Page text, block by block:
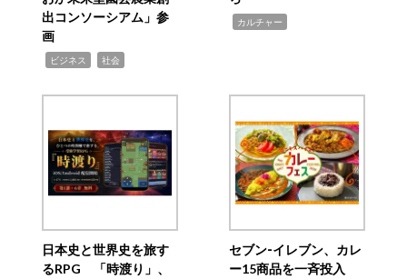
出コンソーシアム」参
画
ビジネス 社会
カルチャー
日本史と世界史を旅す
るRPG 「時渡り」、
セブン‐イレブン、カレ
ー15商品を一斉投入